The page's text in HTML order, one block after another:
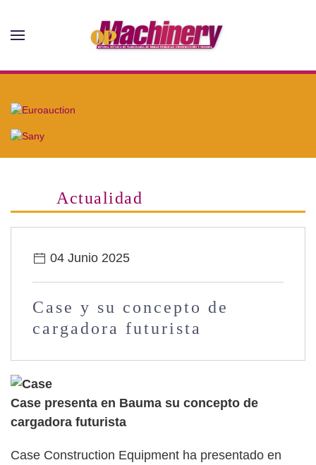
Skip to main content
Actualidad
04 Junio 2025
Case y su concepto de
cargadora futurista
Case presenta en Bauma su concepto de
cargadora futurista
Case Construction Equipment ha presentado en